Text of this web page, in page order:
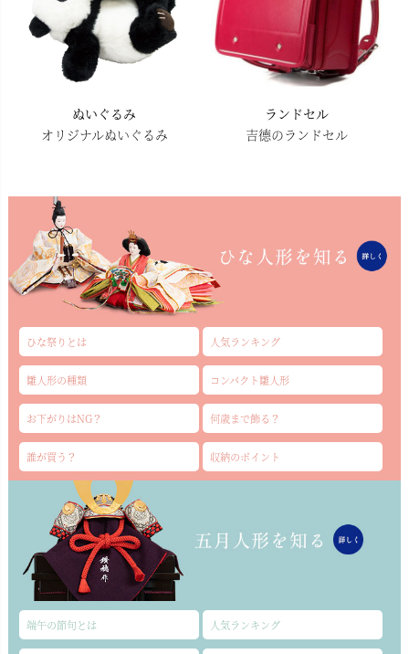
ぬいぐるみ
オリジナルぬいぐるみ
ランドセル
吉德のランドセル
ひな祭りとは 人気ランキング
雛人形の種類 コンパクト雛人形
お下がりはNG？ 何歳まで飾る？
誰が買う？ 収納のポイント
端午の節句とは 人気ランキング